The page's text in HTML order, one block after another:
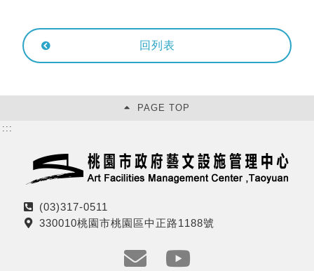
回列表
PAGE TOP
:::
電
話
(03)317-0511
地
330010桃園市桃園區中正路1188號